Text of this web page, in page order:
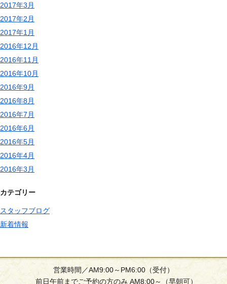
2017年3月
2017年2月
2017年1月
2016年12月
2016年11月
2016年10月
2016年9月
2016年8月
2016年7月
2016年6月
2016年5月
2016年4月
2016年3月
カテゴリー
スタッフブログ
新着情報
営業時間／AM9:00～PM6:00（受付）
前日午前までご予約の方のみ AM8:00～（早朝可）